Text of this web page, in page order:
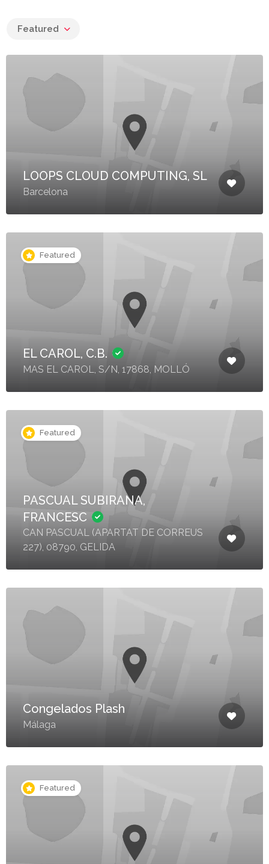
Featured
LOOPS CLOUD COMPUTING, SL
Barcelona
Featured
EL CAROL, C.B.
MAS EL CAROL, S/N, 17868, MOLLÓ
Featured
PASCUAL SUBIRANA,
FRANCESC
CAN PASCUAL (APARTAT DE CORREUS
227), 08790, GELIDA
Congelados Plash
Málaga
Featured